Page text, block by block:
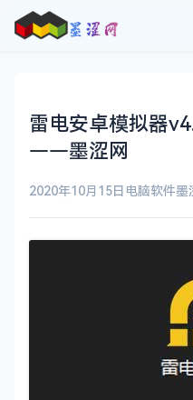
雷电安卓模拟器
——墨涩网
2020年10月15日 电脑软件墨